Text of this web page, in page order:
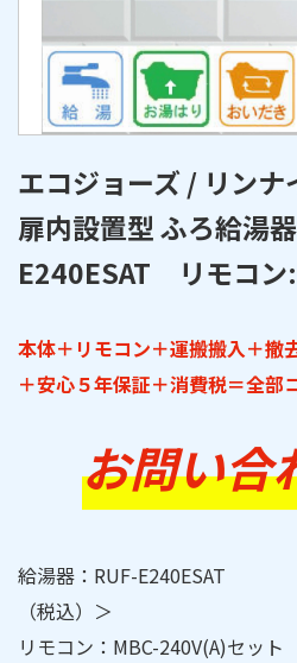
エコジョーズ / リンナ
扉内設置型 ふろ給湯
E240ESAT リモコン
本体＋リモコン＋運搬搬入＋撤
＋安心５年保証＋消費税＝全部
お問い合
給湯器：RUF-
（税込）＞
リモコン：MBC-240V(A)セ